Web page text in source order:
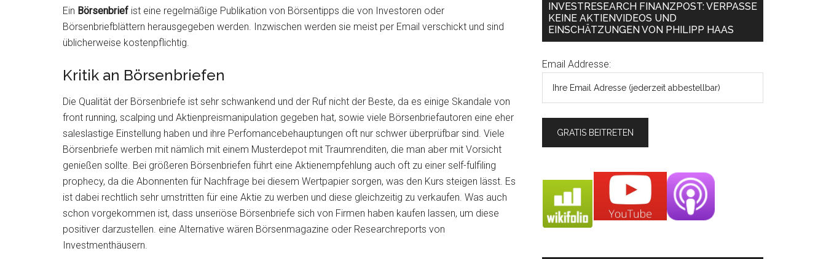
Ein Börsenbrief ist eine regelmäßige Publikation von Börsentipps die von Investoren oder
Börsenbriefblättern herausgegeben werden. Inzwischen werden sie meist per Email verschickt und sind
üblicherweise kostenpflichtig.
Kritik an Börsenbriefen
Die Qualität der Börsenbriefe ist sehr schwankend und der Ruf nicht der Beste, da es einige Skandale von
front running, scalping und Aktienpreismanipulation gegeben hat, sowie viele Börsenbriefautoren eine eher
saleslastige Einstellung haben und ihre Perfomancebehauptungen oft nur schwer überprüfbar sind. Viele
Börsenbriefe werben mit nämlich mit einem Musterdepot mit Traumrenditen, die man aber mit Vorsicht
genießen sollte. Bei größeren Börsenbriefen führt eine Aktienempfehlung auch oft zu einer self-fulfiling
prophecy, da die Abonnenten für Nachfrage bei diesem Wertpapier sorgen, was den Kurs steigen lässt. Es
ist dabei rechtlich sehr umstritten für eine Aktie zu werben und diese gleichzeitig zu verkaufen. Was auch
schon vorgekommen ist, dass unseriöse Börsenbriefe sich von Firmen haben kaufen lassen, um diese
positiver darzustellen. eine Alternative wären Börsenmagazine oder Researchreports von
Investmenthäusern.
INVESTRESEARCH FINANZPOST: VERPASSE
KEINE AKTIENVIDEOS UND
EINSCHÄTZUNGEN VON PHILIPP HAAS
Email Addresse: